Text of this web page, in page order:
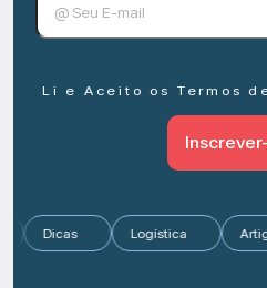
Li e Aceito os Termos
Dicas Logística